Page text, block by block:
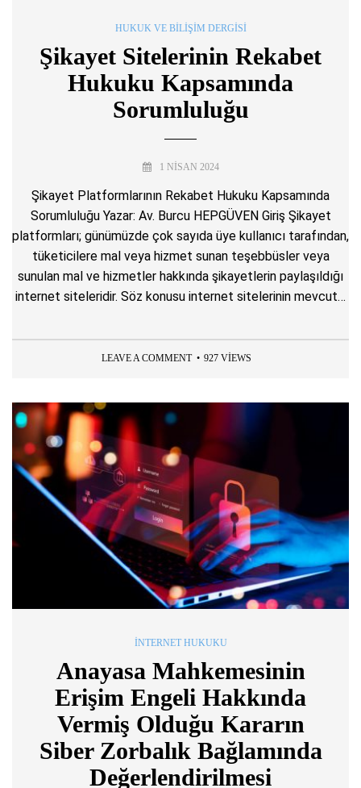
HUKUK VE BILIŞIM DERGISI
Şikayet Sitelerinin Rekabet
Hukuku Kapsamında
Sorumluluğu
1 NISAN 2024
Şikayet Platformlarının Rekabet Hukuku Kapsamında
Sorumluluğu Yazar: Av. Burcu HEPGÜVEN Giriş Şikayet
platformları; günümüzde çok sayıda üye kullanıcı tarafından,
tüketicilere mal veya hizmet sunan teşebbüsler veya
sunulan mal ve hizmetler hakkında şikayetlerin paylaşıldığı
internet siteleridir. Söz konusu internet sitelerinin mevcut…
LEAVE A COMMENT 927 VIEWS
İNTERNET HUKUKU
Anayasa Mahkemesinin
Erişim Engeli Hakkında
Vermiş Olduğu Kararın
Siber Zorbalık Bağlamında
Değerlendirilmesi